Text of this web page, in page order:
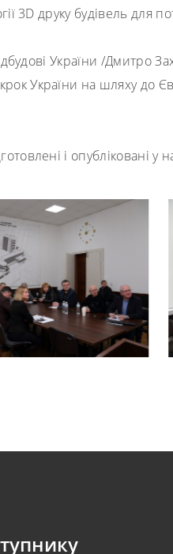
3D друку будівель для
України /Дмитро
України на шляху до
і опубліковані